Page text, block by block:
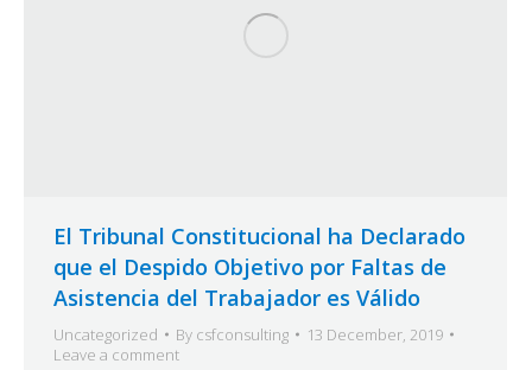
El Tribunal Constitucional ha Declarado
que el Despido Objetivo por Faltas de
Asistencia del Trabajador es Válido
Uncategorized By csfconsulting
13 December, 2019
Leave a comment